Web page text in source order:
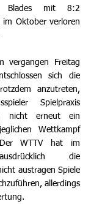
Blades mit 8:2
im Oktober verloren
vergangen Freitag
sich die
anzutreten,
Spielpraxis
nicht erneut ein
Wettkampf
Der WTTV hat im
die
austragen Spiele
allerdings